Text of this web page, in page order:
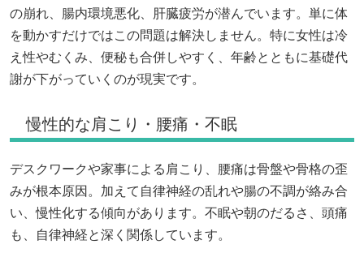
の崩れ、腸内環境悪化、肝臓疲労が潜んでいます。単に体
を動かすだけではこの問題は解決しません。特に女性は冷
え性やむくみ、便秘も合併しやすく、年齢とともに基礎代
謝が下がっていくのが現実です。
慢性的な肩こり・腰痛・不眠
デスクワークや家事による肩こり、腰痛は骨盤や骨格の歪
みが根本原因。加えて自律神経の乱れや腸の不調が絡み合
い、慢性化する傾向があります。不眠や朝のだるさ、頭痛
も、自律神経と深く関係しています。